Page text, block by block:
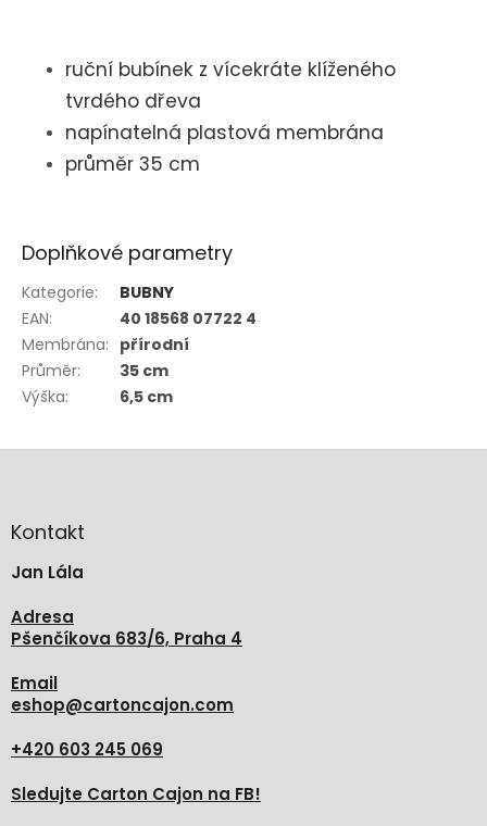
ruční bubínek z vícekráte klíženého
tvrdého dřeva
napínatelná plastová membrána
průměr 35 cm
Doplňkové parametry
Kategorie:
BUBNY
EAN:
40 18568 07722 4
Membrána: přírodní
Průměr:
35 cm
Výška: 6,5 cm
aKontakt
Jan Lála
Adresa
Pšenčíkova 683/6, Praha 4
Email
eshop@cartoncajon.com
+420 603 245 069
Sledujte Carton Cajon na FB!